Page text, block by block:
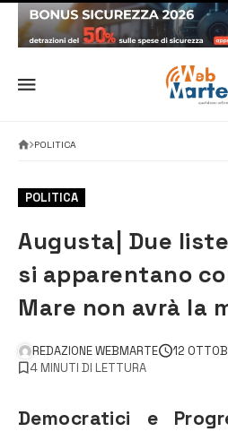
POLITICA
POLITICA
Augusta| Due
si apparentano
Mare non avrà la
REDAZIONE WEBMARTE 12
4 MINUTI DI LETTURA
Democratici e